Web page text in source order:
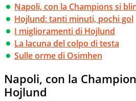
Napoli, con la Champions si
Hojlund: tanti minuti, pochi gol
I miglioramenti di Hojlund
La lacuna del colpo di testa
Sulle orme di Osimhen
Napoli, con la
Hojlund